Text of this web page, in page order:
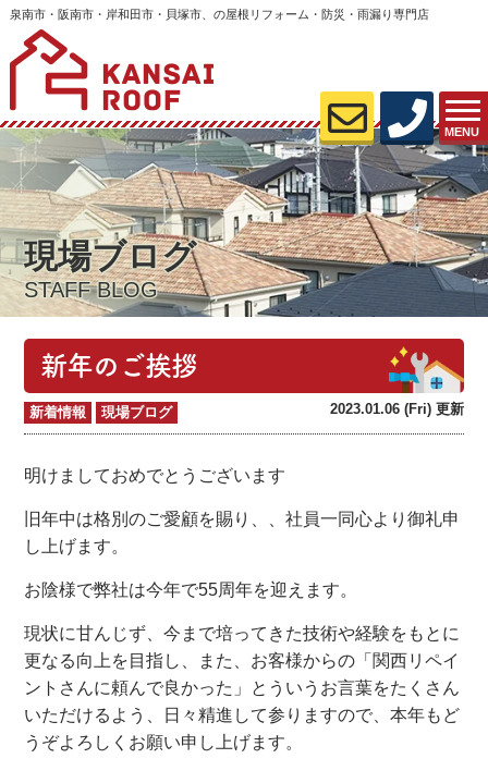
泉南市・阪南市・岸和田市・貝塚市、の屋根リフォーム・防災・雨漏り専門店
MENU
現場ブログ
STAFF BLOG
新年のご挨拶
新着情報 現場ブログ 2023.01.06 (Fri) 更新
明けましておめでとうございます
旧年中は格別のご愛顧を賜り、、社員一同心より御礼申
し上げます。
お陰様で弊社は今年で55周年を迎えます。
現状に甘んじず、今まで培ってきた技術や経験をもとに
更なる向上を目指し、また、お客様からの「関西リペイ
ントさんに頼んで良かった」とういうお言葉をたくさん
いただけるよう、日々精進して参りますので、本年もど
うぞよろしくお願い申し上げます。